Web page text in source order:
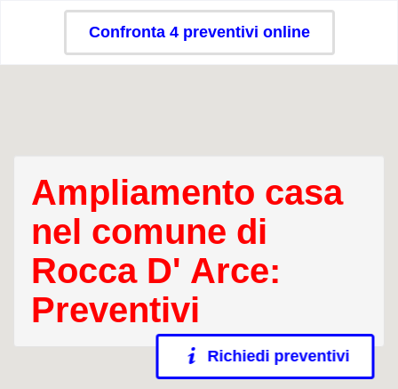
Confronta 4 preventivi online
Ampliamento casa
nel comune di
Rocca D' Arce:
Preventivi
Richiedi preventivi